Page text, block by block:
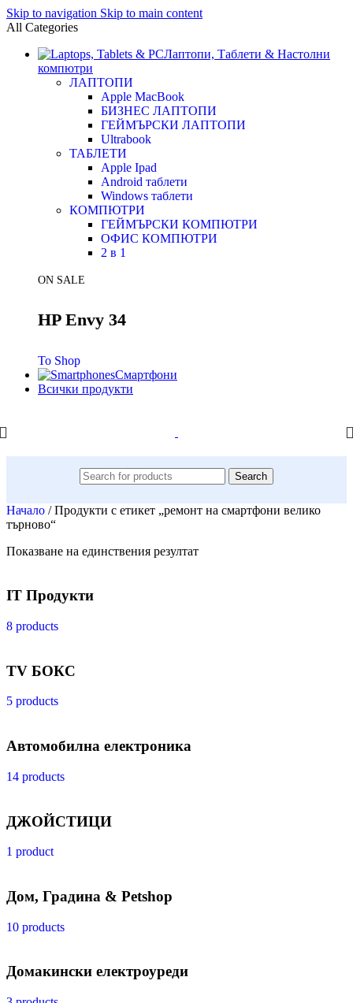
Skip to navigation Skip to main content
All Categories
Лаптопи, Таблети & Настолни
компютри
ЛАПТОПИ
Apple MacBook
БИЗНЕС ЛАПТОПИ
ГЕЙМЪРСКИ ЛАПТОПИ
Ultrabook
ТАБЛЕТИ
Apple Ipad
Android таблети
Windows таблети
КОМПЮТРИ
ГЕЙМЪРСКИ КОМПЮТРИ
ОФИС КОМПЮТРИ
2 в 1
ON SALE
HP Envy 34
To Shop
Смартфони
Всички продукти
Search
Начало / Продукти с етикет „ремонт на смартфони велико
търново“
Показване на единствения резултат
IT Продукти
8 products
TV БОКС
5 products
Автомобилна електроника
14 products
ДЖОЙСТИЦИ
1 product
Дом, Градина & Petshop
10 products
Домакински електроуреди